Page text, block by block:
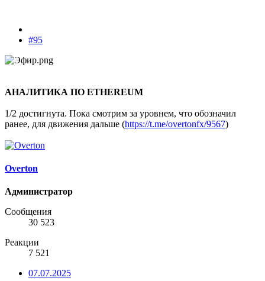
#95
АНАЛИТИКА ПО ETHEREUM
1/2 достигнута. Пока смотрим за уровнем, что обозначил
ранее, для движения дальше (https://t.me/overtonfx/9567)
Overton
Администратор
Сообщения
30 523
Реакции
7 521
07.07.2025